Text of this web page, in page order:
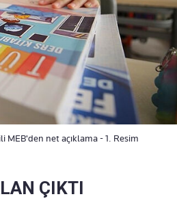
MEB'den net açıklama - 1. Resim
ÇIKTI